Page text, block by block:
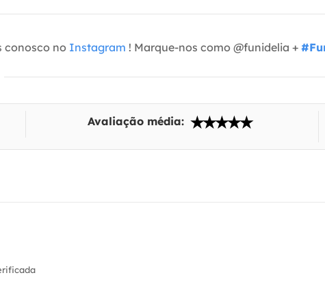
conosco no Instagram ! Marque-nos como @funidelia +
Avaliação média: